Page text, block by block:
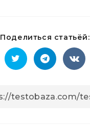
Поделиться статьёй: